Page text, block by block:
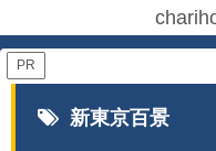
PR
新東京百景